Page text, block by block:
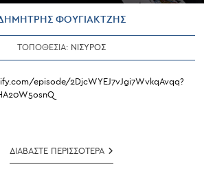
ΦΟΥΓΙΑΚΤΖΗΣ
ΤΟΠΟΘΕΣΙΑ: ΝΙΣΥΡΟΣ
episode/2DjcWYEJ7vJgi7WvkqAvqq?
ΔΙΑΒΑΣΤΕ ΠΕΡΙΣΣΟΤΕΡΑΔΗΜΗΤΡΗΣ
ΦΟΥΓΙΑΚΤΖΗΣ